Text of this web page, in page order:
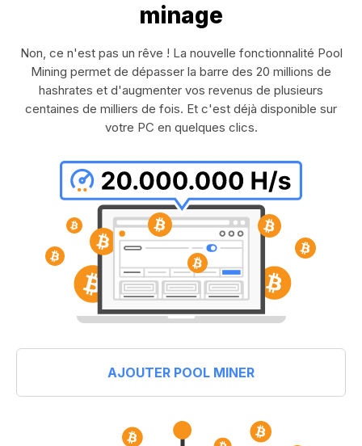
minage
Non, ce n'est pas un rêve ! La nouvelle fonctionnalité Pool
Mining permet de dépasser la barre des 20 millions de
hashrates et d'augmenter vos revenus de plusieurs
centaines de milliers de fois. Et c'est déjà disponible sur
votre PC en quelques clics.
AJOUTER POOL MINER